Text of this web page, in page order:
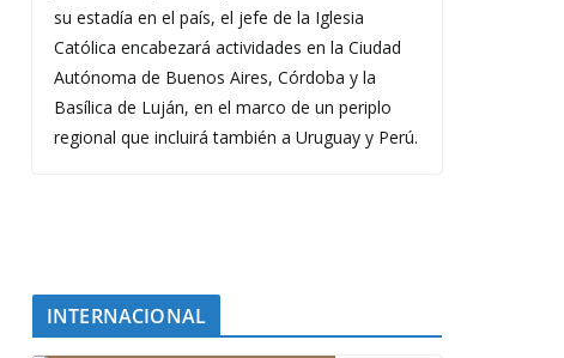
su estadía en el país, el jefe de la Iglesia
Católica encabezará actividades en la Ciudad
Autónoma de Buenos Aires, Córdoba y la
Basílica de Luján, en el marco de un periplo
regional que incluirá también a Uruguay y Perú.
INTERNACIONAL